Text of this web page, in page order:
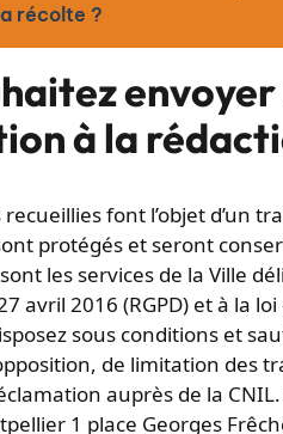
récolte ?
à la
font l’objet d’un
protégés et seront
les services de la Ville
avril 2016 (RGPD) et à la
sous conditions et
de limitation
auprès de la
1 place Georges